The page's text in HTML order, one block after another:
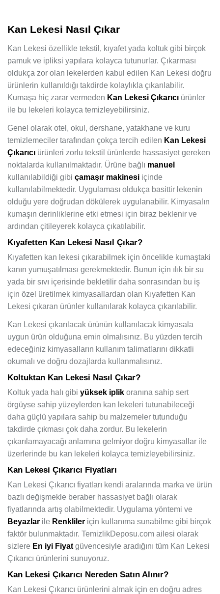
Kan Lekesi Nasıl Çıkar
Kan Lekesi özellikle tekstil, kıyafet yada koltuk gibi birçok
pamuk ve ipliksi yapılara kolayca tutunurlar. Çıkarması
oldukça zor olan lekelerden kabul edilen Kan Lekesi doğru
ürünlerin kullanıldığı takdirde kolaylıkla çıkarılabilir.
Kumaşa hiç zarar vermeden Kan Lekesi Çıkarıcı ürünler
ile bu lekeleri kolayca temizleyebilirsiniz.
Genel olarak otel, okul, dershane, yatakhane ve kuru
temizlemeciler tarafından çokça tercih edilen Kan Lekesi
Çıkarıcı ürünleri zorlu tekstil ürünlerde hassasiyet gereken
noktalarda kullanılmaktadır. Ürüne bağlı manuel
kullanılabildiği gibi çamaşır makinesi içinde
kullanılabilmektedir. Uygulaması oldukça basittir lekenin
olduğu yere doğrudan dökülerek uygulanabilir. Kimyasalın
kumaşın derinliklerine etki etmesi için biraz beklenir ve
ardından çitileyerek kolayca çıkatılabilir.
Kıyafetten Kan Lekesi Nasıl Çıkar?
Kıyafetten kan lekesi çıkarabilmek için öncelikle kumaştaki
kanın yumuşatılması gerekmektedir. Bunun için ılık bir su
yada bir sıvı içerisinde bekletilir daha sonrasından bu iş
için özel üretilmek kimyasallardan olan Kıyafetten Kan
Lekesi çıkaran ürünler kullanılarak kolayca çıkarılabilir.
Kan Lekesi çıkarılacak ürünün kullanılacak kimyasala
uygun ürün olduğuna emin olmalısınız. Bu yüzden tercih
edeceğiniz kimyasalların kullanım talimatlarını dikkatli
okumalı ve doğru dozajlarda kullanmalısınız.
Koltuktan Kan Lekesi Nasıl Çıkar?
Koltuk yada halı gibi yüksek iplik oranına sahip sert
örgüyse sahip yüzeylerden kan lekeleri tutunabileceği
daha güçlü yapılara sahip bu malzemeler tutunduğu
takdirde çıkması çok daha zordur. Bu lekelerin
çıkarılamayacağı anlamına gelmiyor doğru kimyasallar ile
üzerlerinde bu kan lekeleri kolayca temizleyebilirsiniz.
Kan Lekesi Çıkarıcı Fiyatları
Kan Lekesi Çıkarıcı fiyatları kendi aralarında marka ve ürün
bazlı değişmekle beraber hassasiyet bağlı olarak
fiyatlarında artış olabilmektedir. Uygulama yöntemi ve
Beyazlar ile Renkliler için kullanıma sunabilme gibi birçok
faktör bulunmaktadır. TemizlikDeposu.com ailesi olarak
sizlere En iyi Fiyat güvencesiyle aradığını tüm Kan Lekesi
Çıkarıcı ürünlerini sunuyoruz.
Kan Lekesi Çıkarıcı Nereden Satın Alınır?
Kan Lekesi Çıkarıcı ürünlerini almak için en doğru adres